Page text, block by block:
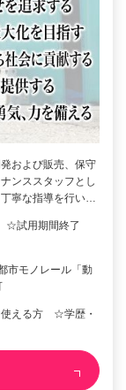
および販売、保守
ンススタッフとし
寧な指導を行い…
☆試用期間終了
市モノレール「動
使える方 ☆学歴・